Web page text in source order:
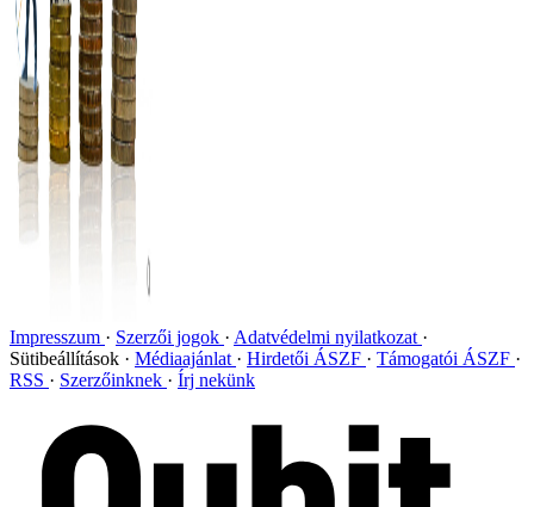
Impresszum Szerzői jogok
Adatvédelmi nyilatkozat
Sütibeállítások
Médiaajánlat Hirdetői ÁSZF
Támogatói ÁSZF
RSS
Szerzőinknek Írj nekünk